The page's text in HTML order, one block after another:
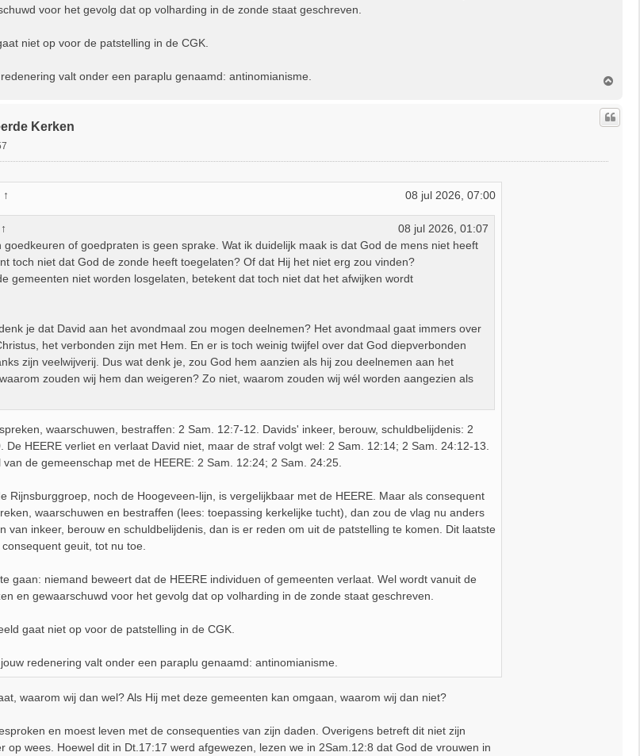
voor het gevolg dat op volharding in de zonde staat geschreven.
niet op voor de patstelling in de CGK.
valt onder een paraplu genaamd: antinomianisme.
h
o
Kerken
↑ 08 jul 2026, 07:00
↑
08 jul 2026, 01:07
of goedpraten is geen sprake. Wat ik duidelijk maak is dat God de mens niet heeft
toch niet dat God de zonde heeft toegelaten? Of dat Hij het niet erg zou vinden?
gemeenten niet worden losgelaten, betekent dat toch niet dat het afwijken wordt
je dat David aan het avondmaal zou mogen deelnemen? Het avondmaal gaat immers over
het verbonden zijn met Hem. En er is toch weinig twijfel over dat God diepverbonden
zijn veelwijverij. Dus wat denk je, zou God hem aanzien als hij zou deelnemen aan het
zouden wij hem dan weigeren? Zo niet, waarom zouden wij wél worden aangezien als
waarschuwen, bestraffen: 2 Sam. 12:7-12. Davids' inkeer, berouw, schuldbelijdenis: 2
De HEERE verliet en verlaat David niet, maar de straf volgt wel: 2 Sam. 12:14; 2 Sam. 24:12-13.
de gemeenschap met de HEERE: 2 Sam. 12:24; 2 Sam. 24:25.
Rijnsburggroep, noch de Hoogeveen-lijn, is vergelijkbaar met de HEERE. Maar als consequent
waarschuwen en bestraffen (lees: toepassing kerkelijke tucht), dan zou de vlag nu anders
van inkeer, berouw en schuldbelijdenis, dan is er reden om uit de patstelling te komen. Dit laatste
geuit, tot nu toe.
gaan: niemand beweert dat de HEERE individuen of gemeenten verlaat. Wel wordt vanuit de
en gewaarschuwd voor het gevolg dat op volharding in de zonde staat geschreven.
gaat niet op voor de patstelling in de CGK.
redenering valt onder een paraplu genaamd: antinomianisme.
waarom wij dan wel? Als Hij met deze gemeenten kan omgaan, waarom wij dan niet?
en moest leven met de consequenties van zijn daden. Overigens betreft dit niet zijn
op wees. Hoewel dit in Dt.17:17 werd afgewezen, lezen we in 2Sam.12:8 dat God de vrouwen in